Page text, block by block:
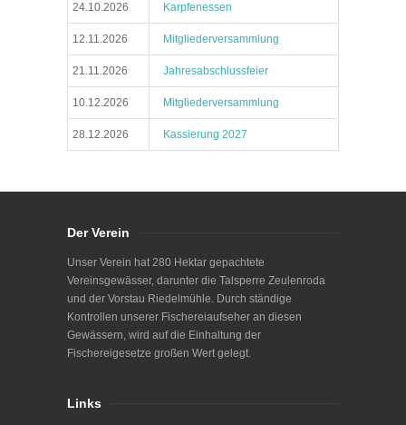
24.10.2026 Karpfenessen
12.11.2026 Mitgliederversammlung
21.11.2026 Jahresabschlussfeier
10.12.2026 Mitgliederversammlung
28.12.2026 Kassierung 2027
Der Verein
Unser Verein hat 280 Hektar gepachtete
Vereinsgewässer, darunter die Talsperre Zeulenroda
und der Vorstau Riedelmühle. Durch ständige
Kontrollen unserer Fischereiaufseher an diesen
Gewässern, wird auf die Einhaltung der
Fischereigesetze großen Wert gelegt.
Links